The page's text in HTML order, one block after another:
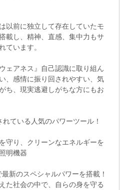
以前に独立して存在していたモ
載し、精神、直感、集中力もサ
ています。
ェアネス』自己認識に取り組ん
、感情に振り回されやすい、気
ち、現実逃避しがちな方にもお
ている人気のパワーツール！
守り、クリーンなエネルギーを
明機器
新のスペシャルパワーを搭載！
た社会の中で、自らの身を守る